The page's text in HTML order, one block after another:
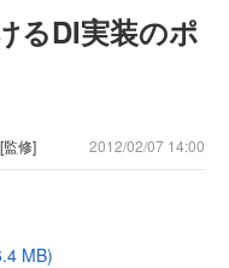
るDI実装のポ
[監修] 2012/02/07 14:00
MB)